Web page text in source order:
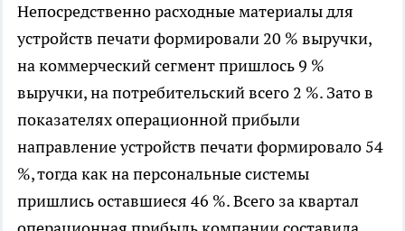
Непосредственно расходные материалы для
устройств печати формировали 20 % выручки,
на коммерческий сегмент пришлось 9 %
выручки, на потребительский всего 2 %. Зато в
показателях операционной прибыли
направление устройств печати формировало 54
%, тогда как на персональные системы
пришлись оставшиеся 46 %. Всего за квартал